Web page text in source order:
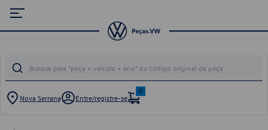
Nova Serrana Entre/registre-se
0